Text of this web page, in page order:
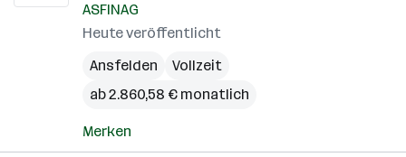
ASFINAG
Heute veröffentlicht
Ansfelden
Vollzeit
ab 2.860,58 € monatlich
Merken